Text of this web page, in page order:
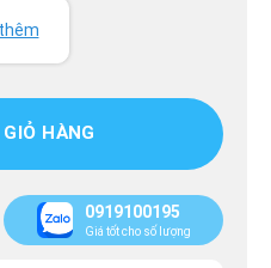
HÀNG
0919100195
Giá tốt cho số lượng